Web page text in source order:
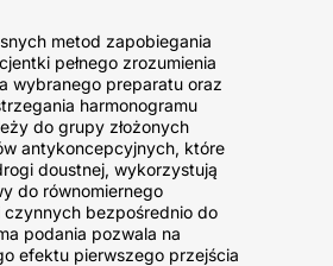
metod zapobiegania
pełnego zrozumienia
wybranego preparatu oraz
harmonogramu
do grupy złożonych
antykoncepcyjnych, które
doustnej, wykorzystują
do równomiernego
czynnych bezpośrednio do
podania pozwala na
efektu pierwszego przejścia